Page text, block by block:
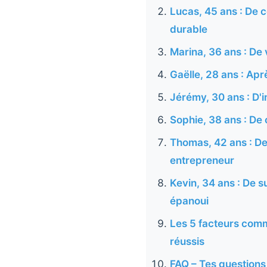
Lucas, 45 ans : De
durable
Marina, 36 ans :
Gaëlle, 28 ans :
Jérémy, 30 ans :
Sophie, 38 ans :
Thomas, 42 ans :
entrepreneur
Kevin, 34 ans : De
épanoui
Les 5 facteurs
réussis
FAQ – Tes